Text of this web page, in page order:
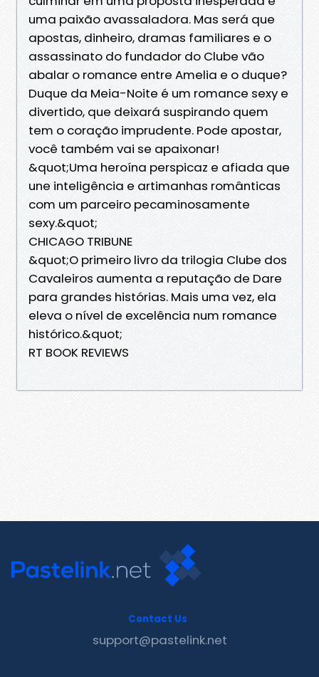
uma paixão avassaladora. Mas será que
apostas, dinheiro, dramas familiares e o
assassinato do fundador do Clube vão
abalar o romance entre Amelia e o duque?
Duque da Meia-Noite é um romance sexy e
divertido, que deixará suspirando quem
tem o coração imprudente. Pode apostar,
você também vai se apaixonar!
&quot;Uma heroína perspicaz e afiada que
une inteligência e artimanhas românticas
com um parceiro pecaminosamente
sexy.&quot;
CHICAGO TRIBUNE
&quot;O primeiro livro da trilogia Clube dos
Cavaleiros aumenta a reputação de Dare
para grandes histórias. Mais uma vez, ela
eleva o nível de excelência num romance
histórico.&quot;
RT BOOK REVIEWS
Contact Us
support@pastelink.net